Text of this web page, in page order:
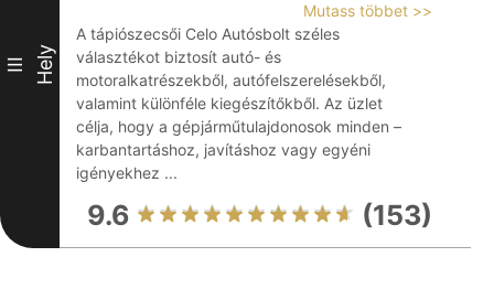
III Hely
Mutass többet >>
A tápiószecsői Celo Autósbolt széles
választékot biztosít autó- és
motoralkatrészekből, autófelszerelésekből,
valamint különféle kiegészítőkből. Az üzlet
célja, hogy a gépjárműtulajdonosok minden –
karbantartáshoz, javításhoz vagy egyéni
igényekhez ...
9.6 (153)